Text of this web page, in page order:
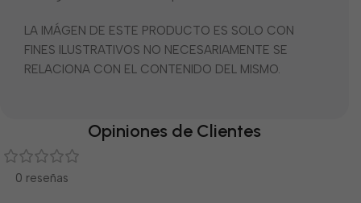
LA IMÁGEN DE ESTE PRODUCTO ES SOLO CON
FINES ILUSTRATIVOS NO NECESARIAMENTE SE
RELACIONA CON EL CONTENIDO DEL MISMO.
Opiniones de Clientes
0 reseñas